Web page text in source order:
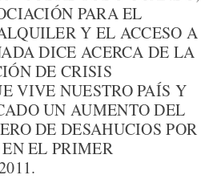
PARA EL
Y EL ACCESO A
DICE ACERCA DE LA
DE CRISIS
VIVE NUESTRO PAÍS Y
UN AUMENTO DEL
DE DESAHUCIOS POR
EL PRIMER